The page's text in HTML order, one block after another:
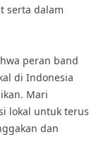
serta dalam
peran band
di Indonesia
Mari
lokal untuk terus
dan